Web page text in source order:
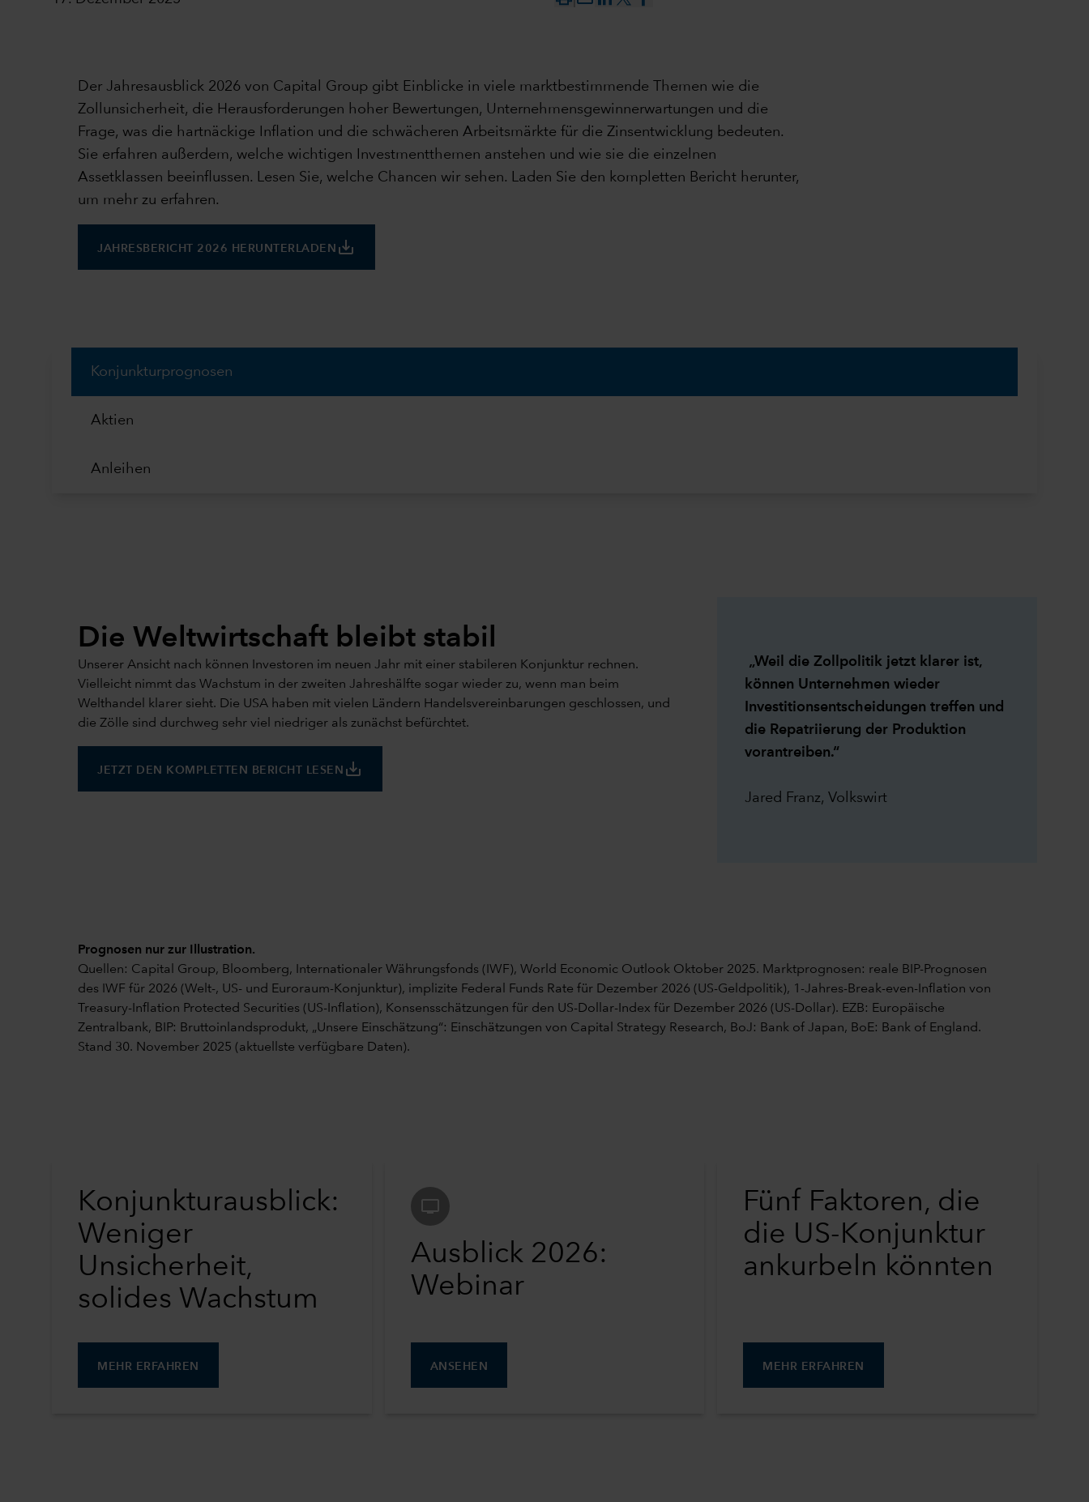
Der Jahresausblick 2026 von Capital Group gibt Einblicke in viele marktbestimmende Themen wie die
Zollunsicherheit, die Herausforderungen hoher Bewertungen, Unternehmensgewinnerwartungen und die
Frage, was die hartnäckige Inflation und die schwächeren Arbeitsmärkte für die Zinsentwicklung bedeuten.
Sie erfahren außerdem, welche wichtigen Investmentthemen anstehen und wie sie die einzelnen
Assetklassen beeinflussen. Lesen Sie, welche Chancen wir sehen. Laden Sie den kompletten Bericht herunter,
um mehr zu erfahren.
JAHRESBERICHT 2026 HERUNTERLADEN save_alt
Konjunkturprognosen
Aktien
Anleihen
Die Weltwirtschaft bleibt stabil
Unserer Ansicht nach können Investoren im neuen Jahr mit einer stabileren Konjunktur rechnen.
Vielleicht nimmt das Wachstum in der zweiten Jahreshälfte sogar wieder zu, wenn man beim
Welthandel klarer sieht. Die USA haben mit vielen Ländern Handelsvereinbarungen geschlossen, und
die Zölle sind durchweg sehr viel niedriger als zunächst befürchtet.
JETZT DEN KOMPLETTEN BERICHT LESEN save_alt
„Weil die Zollpolitik jetzt klarer ist,
können Unternehmen wieder
Investitionsentscheidungen treffen und
die Repatriierung der Produktion
vorantreiben.“
Jared Franz, Volkswirt
Prognosen nur zur Illustration.
Quellen: Capital Group, Bloomberg, Internationaler Währungsfonds (IWF), World Economic Outlook Oktober 2025. Marktprognosen: reale BIP-Prognosen
des IWF für 2026 (Welt-, US- und Euroraum-Konjunktur), implizite Federal Funds Rate für Dezember 2026 (US-Geldpolitik), 1-Jahres-Break-even-Inflation von
Treasury-Inflation Protected Securities (US-Inflation), Konsensschätzungen für den US-Dollar-Index für Dezember 2026 (US-Dollar). EZB: Europäische
Zentralbank, BIP: Bruttoinlandsprodukt, „Unsere Einschätzung“: Einschätzungen von Capital Strategy Research, BoJ: Bank of Japan, BoE: Bank of England.
Stand 30. November 2025 (aktuellste verfügbare Daten).
Konjunkturausblick:
Weniger
Unsicherheit,
solides Wachstum
MEHR ERFAHREN
tv
Ausblick 2026:
Webinar
ANSEHEN
Fünf Faktoren, die
die US-Konjunktur
ankurbeln könnten
MEHR ERFAHREN